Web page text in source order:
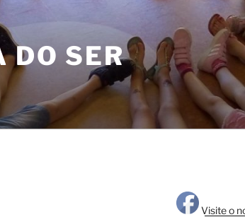
DO SER
Visite o